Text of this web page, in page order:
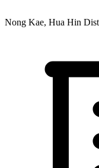
Nong Kae, Hua Hin